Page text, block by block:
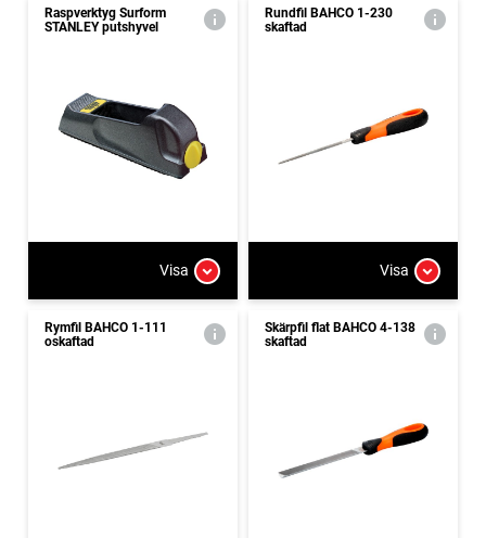
Raspverktyg Surform
STANLEY putshyvel
Visa
Rundfil BAHCO 1-230
skaftad
Visa
Rymfil BAHCO 1-111
oskaftad
Skärpfil flat BAHCO 4-138
skaftad